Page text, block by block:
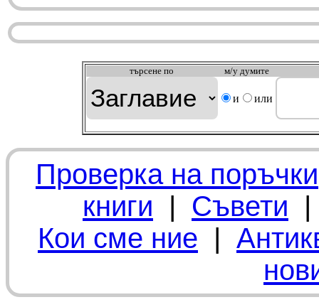
търсeне по м/у думите
и или
Проверка на поръчки
книги | Съвети
Кои сме ние |